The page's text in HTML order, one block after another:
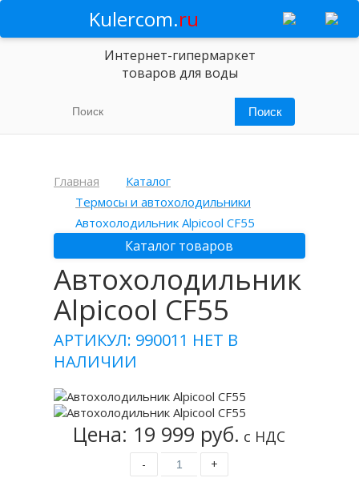
Kulercom.ru
Интернет-гипермаркет
товаров для воды
Главная
Каталог
Термосы и автохолодильники
Автохолодильник Alpicool CF55
Каталог товаров
Автохолодильник
Alpicool CF55
АРТИКУЛ: 990011 НЕТ В
НАЛИЧИИ
Цена: 19 999 руб. с НДС
- +